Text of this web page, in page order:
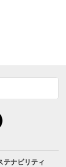
テナビリティ